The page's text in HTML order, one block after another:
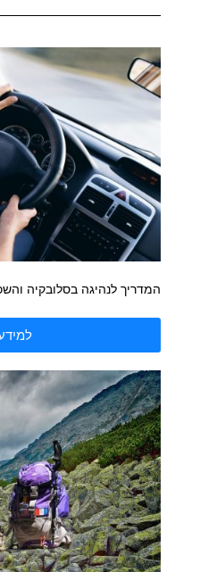
המדריך לנהיגה בסלובקיה